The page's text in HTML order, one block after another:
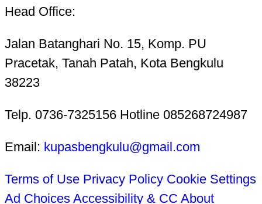
Head Office:
Jalan Batanghari No. 15, Komp. PU
Pracetak, Tanah Patah, Kota Bengkulu
38223
Telp. 0736-7325156 Hotline 085268724987
Email: kupasbengkulu@gmail.com
Terms of Use Privacy Policy Cookie Settings
Ad Choices Accessibility & CC About